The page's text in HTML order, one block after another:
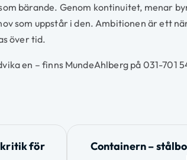
bärande. Genom kontinuitet, menar
som uppstår i den. Ambitionen är ett
över tid.
en – finns MundeAhlberg på 031-701
kritik för
Containern –